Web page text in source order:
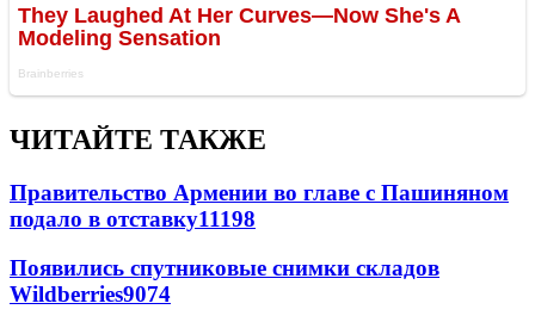
ЧИТАЙТЕ ТАКЖЕ
Правительство Армении во главе с Пашиняном
подало в отставку11198
Появились спутниковые снимки складов
Wildberries9074